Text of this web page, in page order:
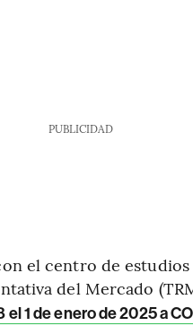
PUBLICIDAD
el centro de estudios
del Mercado
el 1 de enero de 2025 a